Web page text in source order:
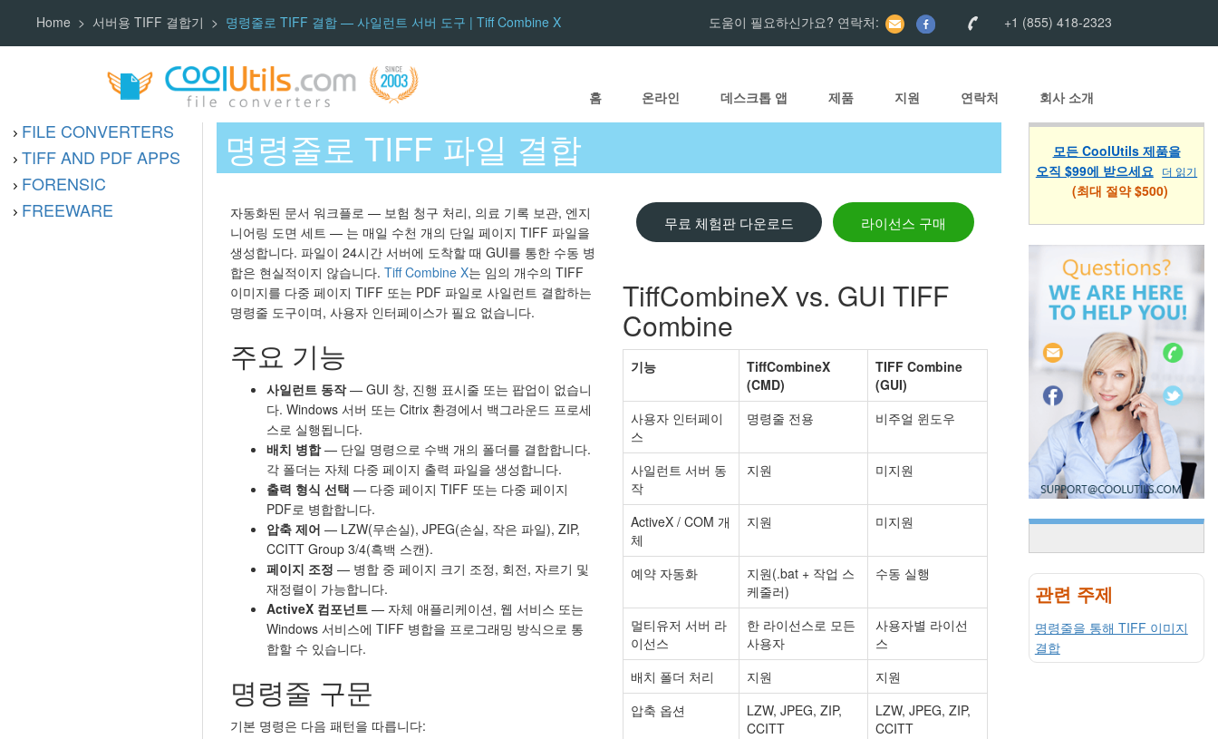
Home 서버용 TIFF 결합기 명령줄로 TIFF 결합 — 사일런트 서버 도구 | Tiff Combine X 도움이 필요하신가요? 연락처: +1 (855) 418-2323
홈 온라인 데스크톱 앱 제품 지원 연락처 회사 소개
FILE CONVERTERS
TIFF AND PDF APPS
FORENSIC
FREEWARE
명령줄로 TIFF 파일 결합
자동화된 문서 워크플로 — 보험 청구 처리, 의료 기록 보관, 엔지
니어링 도면 세트 — 는 매일 수천 개의 단일 페이지 TIFF 파일을
생성합니다. 파일이 24시간 서버에 도착할 때 GUI를 통한 수동 병
합은 현실적이지 않습니다. Tiff Combine X는 임의 개수의 TIFF
이미지를 다중 페이지 TIFF 또는 PDF 파일로 사일런트 결합하는
명령줄 도구이며, 사용자 인터페이스가 필요 없습니다.
주요 기능
사일런트 동작— GUI 창, 진행 표시줄 또는 팝업이 없습니
다. Windows 서버 또는 Citrix 환경에서 백그라운드 프로세
스로 실행됩니다.
배치 병합— 단일 명령으로 수백 개의 폴더를 결합합니다.
각 폴더는 자체 다중 페이지 출력 파일을 생성합니다.
출력 형식 선택 — 다중 페이지 TIFF 또는 다중 페이지
PDF로 병합합니다.
압축 제어 — LZW(무손실), JPEG(손실, 작은 파일), ZIP,
CCITT Group 3/4(흑백 스캔).
페이지 조정 — 병합 중 페이지 크기 조정, 회전, 자르기 및
재정렬이 가능합니다.
ActiveX 컴포넌트 — 자체 애플리케이션, 웹 서비스 또는
Windows 서비스에 TIFF 병합을 프로그래밍 방식으로 통
합할 수 있습니다.
명령줄 구문
기본 명령은 다음 패턴을 따릅니다:
무료 체험판 다운로드 라이선스 구매
TiffCombineX vs. GUI TIFF
Combine
기능
TiffCombineX
(CMD)
TIFF Combine
(GUI)
사용자 인터페이
스
명령줄 전용 비주얼 윈도우
사일런트 서버 동
작
지원 미지원
ActiveX / COM 개
체
지원 미지원
예약 자동화
지원(.bat + 작업 스
케줄러)
수동 실행
멀티유저 서버 라
이선스
한 라이선스로 모든
사용자
사용자별 라이선
스
배치 폴더 처리
지원
지원
압축 옵션
LZW, JPEG, ZIP,
CCITT
LZW, JPEG, ZIP,
CCITT
모든 CoolUtils 제품을
오직 $99에 받으세요
더 읽기
(최대 절약 $500)
관련 주제
명령줄을 통해 TIFF 이미지
결합